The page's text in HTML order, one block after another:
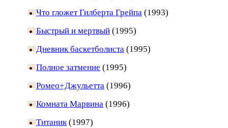
Что гложет Гилберта Грейпа (1993)
Быстрый и мертвый (1995)
Дневник баскетболиста (1995)
Полное затмение (1995)
Ромео+Джульетта (1996)
Комната Марвина (1996)
Титаник(1997)